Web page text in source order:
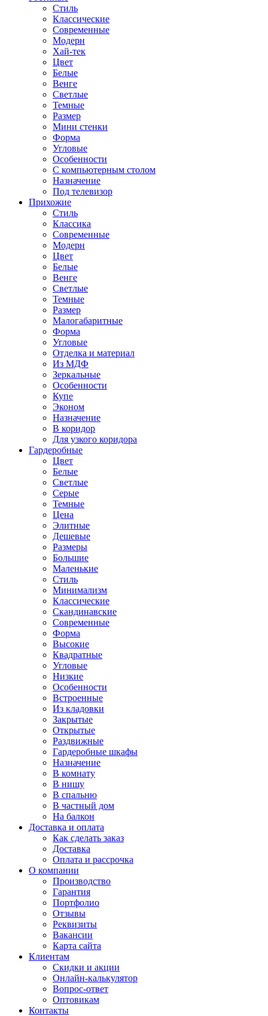
Стиль
Классические
Современные
Модерн
Хай-тек
Цвет
Белые
Венге
Светлые
Темные
Размер
Мини стенки
Форма
Угловые
Особенности
С компьютерным столом
Назначение
Под телевизор
Прихожие
Стиль
Классика
Современные
Модерн
Цвет
Белые
Венге
Светлые
Темные
Размер
Малогабаритные
Форма
Угловые
Отделка и материал
Из МДФ
Зеркальные
Особенности
Купе
Эконом
Назначение
В коридор
Для узкого коридора
Гардеробные
Цвет
Белые
Светлые
Серые
Темные
Цена
Элитные
Дешевые
Размеры
Большие
Маленькие
Стиль
Минимализм
Классические
Скандинавские
Современные
Форма
Высокие
Квадратные
Угловые
Низкие
Особенности
Встроенные
Из кладовки
Закрытые
Открытые
Раздвижные
Гардеробные шкафы
Назначение
В комнату
В нишу
В спальню
В частный дом
На балкон
Доставка и оплата
Как сделать заказ
Доставка
Оплата и рассрочка
О компании
Производство
Гарантия
Портфолио
Отзывы
Реквизиты
Вакансии
Карта сайта
Клиентам
Скидки и акции
Онлайн-калькулятор
Вопрос-ответ
Оптовикам
Контакты